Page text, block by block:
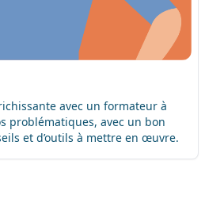
avec un formateur à
problématiques, avec un bon
et d’outils à mettre en œuvre.